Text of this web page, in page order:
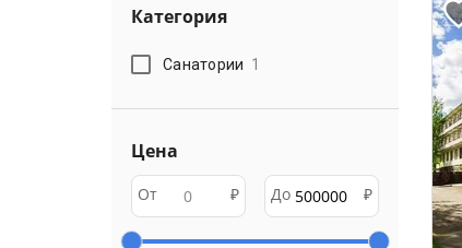
Категория
Санатории 1
Цена
От ₽ До ₽